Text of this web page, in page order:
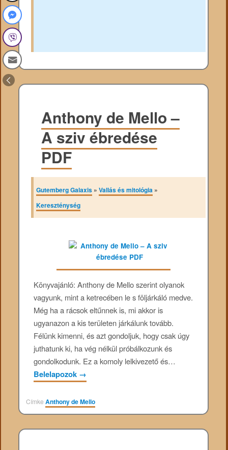
Anthony de Mello –
A sziv ébredése
PDF
Gutemberg Galaxis »Vallás és mitológia »
Kereszténység
Könyvajánló: Anthony de Mello szerint olyanok
vagyunk, mint a ketrecében le s följárkáló medve.
Még ha a rácsok eltűnnek is, mi akkor is
ugyanazon a kis területen járkálunk tovább.
Félünk kimenni, és azt gondoljuk, hogy csak úgy
juthatunk ki, ha vég nélkül próbálkozunk és
gondolkodunk. Ez a komoly lelkivezető és…
Belelapozok →
CímkeAnthony de Mello